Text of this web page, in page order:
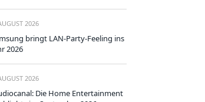
2026
bringt LAN-Party-Feeling ins
2026
2026
Die Home Entertainment